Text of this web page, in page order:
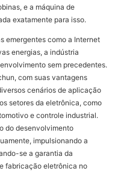
e a máquina de
exatamente para isso.
emergentes como a Internet
energias, a indústria
sem precedentes.
com suas vantagens
cenários de aplicação
setores da eletrônica, como
e controle industrial.
do desenvolvimento
impulsionando a
se a garantia da
fabricação eletrônica no